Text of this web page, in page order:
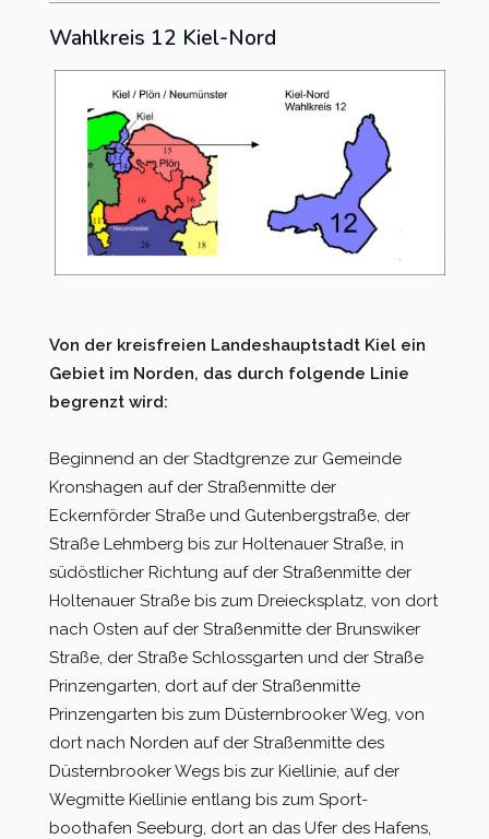
Wahlkreis 12 Kiel-Nord
Von der kreisfreien Landeshauptstadt Kiel ein
Gebiet im Norden, das durch folgende Linie
begrenzt wird:
Beginnend an der Stadtgrenze zur Gemeinde
Kronshagen auf der Straßenmitte der
Eckernförder Straße und Gutenbergstraße, der
Straße Lehmberg bis zur Holtenauer Straße, in
südöstlicher Richtung auf der Straßenmitte der
Holtenauer Straße bis zum Dreiecksplatz, von dort
nach Osten auf der Straßenmitte der Brunswiker
Straße, der Straße Schlossgarten und der Straße
Prinzengarten, dort auf der Straßenmitte
Prinzengarten bis zum Düsternbrooker Weg, von
dort nach Norden auf der Straßenmitte des
Düsternbrooker Wegs bis zur Kiellinie, auf der
Wegmitte Kiellinie entlang bis zum Sport-
boothafen Seeburg, dort an das Ufer des Hafens,